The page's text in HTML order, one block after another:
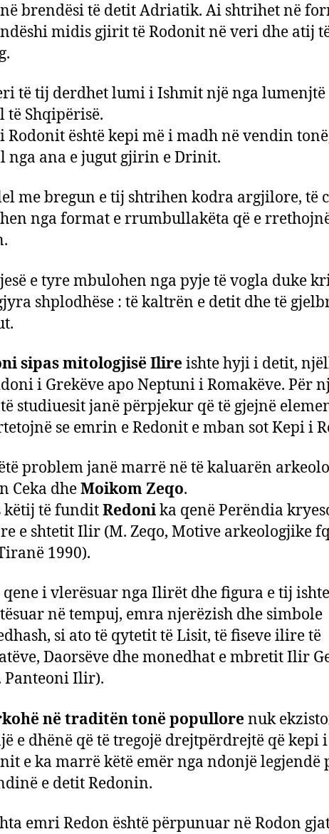
brendësi të detit Adriatik. Ai shtrihet në
midis gjirit të Rodonit në veri dhe atij
të tij derdhet lumi i Ishmit një nga lumenjtë
të Shqipërisë.
Rodonit është kepi më i madh në vendin
nga ana e jugut gjirin e Drinit.
me bregun e tij shtrihen kodra argjilore, të
nga format e rrumbullakëta që e
e tyre mbulohen nga pyje të vogla duke
shplodhëse : të kaltrën e detit dhe të
sipas mitologjisë Ilireishte hyji i detit,
i Grekëve apo Neptuni i Romakëve. Për
studiuesit janë përpjekur që të gjejnë
se emrin e Redonit e mban sot Kepi i
problem janë marrë në të kaluarën
Ceka dheMoikom Zeqo.
këtij të funditRedonika qenë Perëndia
e shtetit Ilir (M. Zeqo, Motive arkeologjike
1990).
i vlerësuar nga Ilirët dhe figura e tij ishte
në tempuj, emra njerëzish dhe simbole
si ato të qytetit të Lisit, të fiseve ilire të
Daorsëve dhe monedhat e mbretit Ilir
Panteoni Ilir).
në traditën tonë popullorenuk
e dhënë që të tregojë drejtpërdrejtë që kepi i
e ka marrë këtë emër nga ndonjë legjendë
e detit Redonin.
emri Redon është përpunuar në Rodon